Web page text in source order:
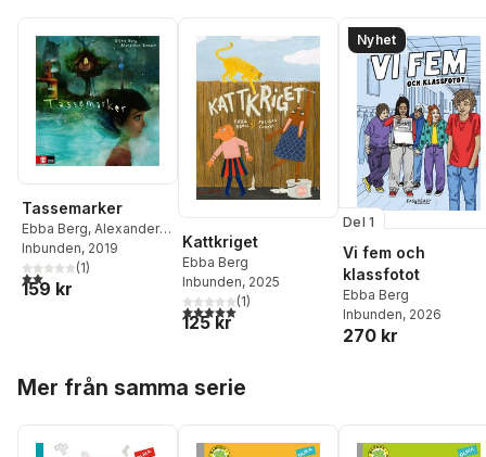
Tassemarker
Ebba Berg, Alexander
Jansson
Inbunden, 2019
2,0utav 5 stjärnor. Totalt antal röster:
(1)
159 kr
Kattkriget
Ebba Berg
Inbunden, 2025
5,0utav 5 stjärnor. Totalt antal röster:
(1)
125 kr
Nyhet
Del 1
Vi fem och
klassfotot
Ebba Berg
Inbunden, 2026
270 kr
Mer från samma serie